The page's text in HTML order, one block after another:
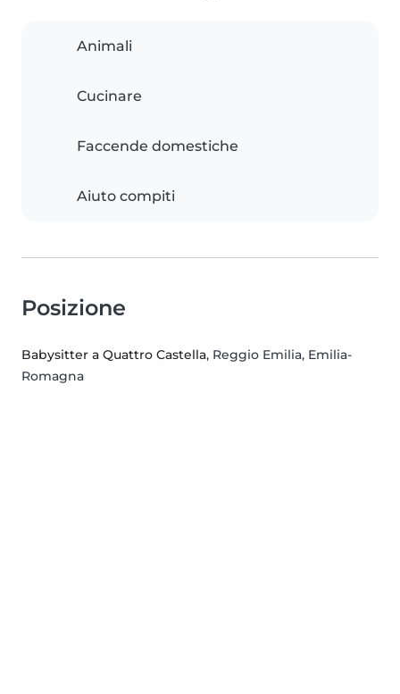
Animali
Cucinare
Faccende domestiche
Aiuto compiti
Posizione
Babysitter a Quattro Castella, Reggio Emilia, Emilia-
Romagna